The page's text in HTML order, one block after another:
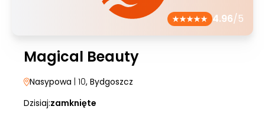
4.96/5
Magical Beauty
Nasypowa | 10, Bydgoszcz
Dzisiaj:zamknięte